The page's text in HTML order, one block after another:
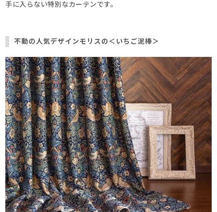
手に入らない特別なカーテンです。
不動の人気デザインモリスの＜いちご泥棒＞